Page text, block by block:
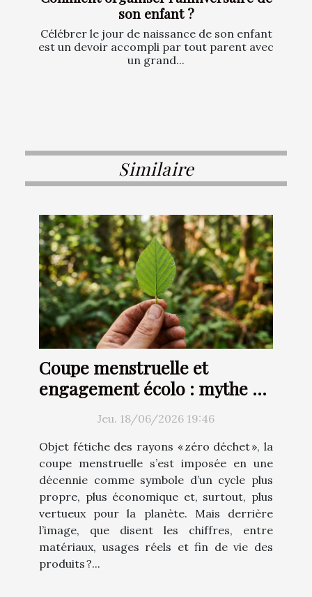
son enfant ?
Célébrer le jour de naissance de son enfant
est un devoir accompli par tout parent avec
un grand...
Similaire
Coupe menstruelle et
engagement écolo : mythe ou
réalité ?Jeu. 18/06/2026 19:46
Objet fétiche des rayons « zéro déchet », la
coupe menstruelle s’est imposée en une
décennie comme symbole d’un cycle plus
propre, plus économique et, surtout, plus
vertueux pour la planète. Mais derrière
l’image, que disent les chiffres, entre
matériaux, usages réels et fin de vie des
produits ?...